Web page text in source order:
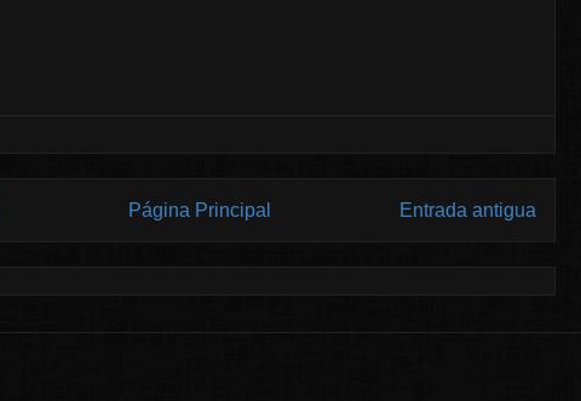
Entrada antigua
Página Principal